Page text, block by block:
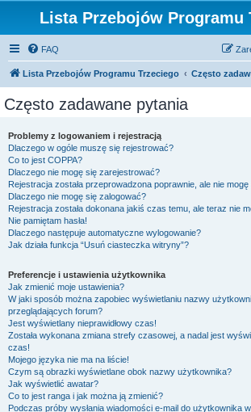
Lista Przebojów Programu
FAQ
Lista Przebojów Programu Trzeciego Często
Często zadawane pytania
Problemy z logowaniem i rejestracją
Dlaczego w ogóle muszę się rejestrować?
Co to jest COPPA?
Dlaczego nie mogę się zarejestrować?
Rejestracja została przeprowadzona poprawnie, ale nie
Dlaczego nie mogę się zalogować?
Rejestracja została dokonana jakiś czas temu, ale teraz nie
Nie pamiętam hasła!
Dlaczego następuje automatyczne wylogowanie?
Jak działa funkcja “Usuń ciasteczka witryny”?
Preferencje i ustawienia użytkownika
Jak zmienić moje ustawienia?
W jaki sposób można zapobiec wyświetlaniu nazwy
przeglądających forum?
Jest wyświetlany nieprawidłowy czas!
Została wykonana zmiana strefy czasowej, a nadal jest
czas!
Mojego języka nie ma na liście!
Czym są obrazki wyświetlane obok nazwy użytkownika?
Jak wyświetlić awatar?
Co to jest ranga i jak można ją zmienić?
Podczas próby wysłania wiadomości e-mail do użytkownika